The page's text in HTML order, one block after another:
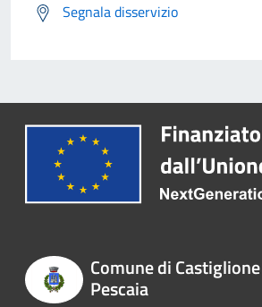
Segnala disservizio
Comune di
Pescaia